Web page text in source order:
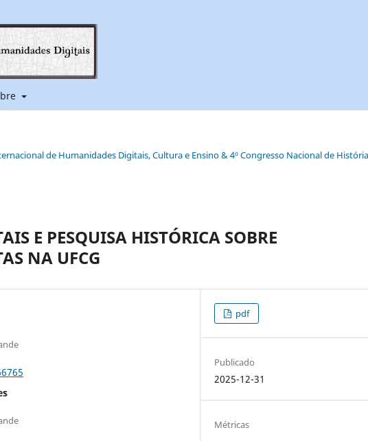
de Humanidades Digitais, Cultura e Ensino & 4º Congresso Nacional de
E PESQUISA HISTÓRICA SOBRE
NA UFCG
pdf
Publicado
2025-12-31
Métricas